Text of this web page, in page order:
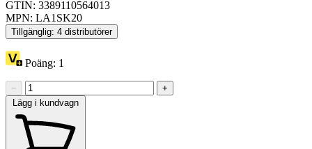
GTIN: 3389110564013
MPN: LA1SK20
Tillgänglig: 4 distributörer
Poäng: 1
−
+
Lägg i kundvagn